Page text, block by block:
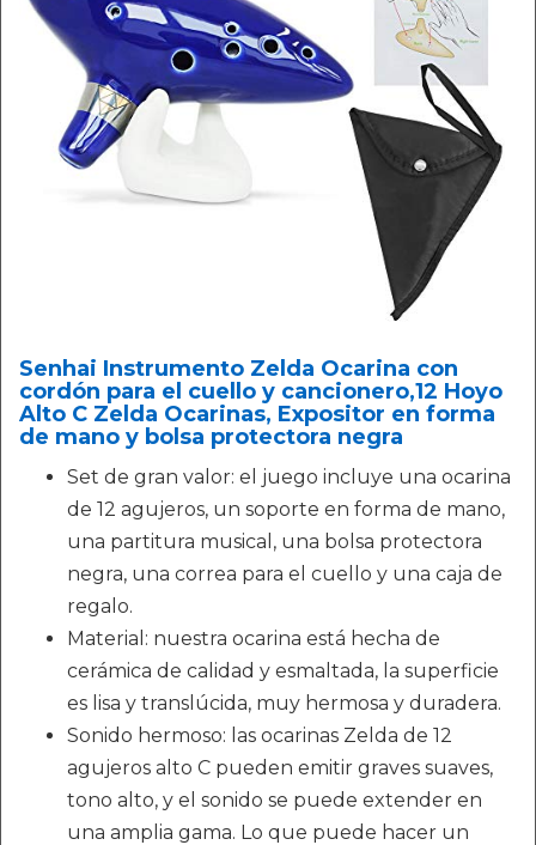
Senhai Instrumento Zelda Ocarina con
cordón para el cuello y cancionero,12 Hoyo
Alto C Zelda Ocarinas, Expositor en forma
de mano y bolsa protectora negra
Set de gran valor: el juego incluye una ocarina
de 12 agujeros, un soporte en forma de mano,
una partitura musical, una bolsa protectora
negra, una correa para el cuello y una caja de
regalo.
Material: nuestra ocarina está hecha de
cerámica de calidad y esmaltada, la superficie
es lisa y translúcida, muy hermosa y duradera.
Sonido hermoso: las ocarinas Zelda de 12
agujeros alto C pueden emitir graves suaves,
tono alto, y el sonido se puede extender en
una amplia gama. Lo que puede hacer un